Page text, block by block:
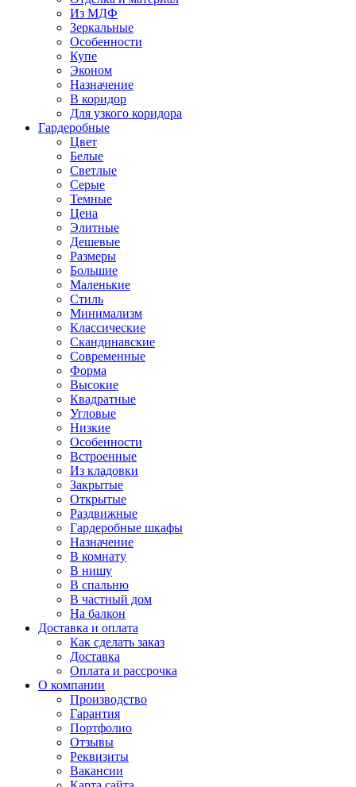
Из МДФ
Зеркальные
Особенности
Купе
Эконом
Назначение
В коридор
Для узкого коридора
Гардеробные
Цвет
Белые
Светлые
Серые
Темные
Цена
Элитные
Дешевые
Размеры
Большие
Маленькие
Стиль
Минимализм
Классические
Скандинавские
Современные
Форма
Высокие
Квадратные
Угловые
Низкие
Особенности
Встроенные
Из кладовки
Закрытые
Открытые
Раздвижные
Гардеробные шкафы
Назначение
В комнату
В нишу
В спальню
В частный дом
На балкон
Доставка и оплата
Как сделать заказ
Доставка
Оплата и рассрочка
О компании
Производство
Гарантия
Портфолио
Отзывы
Реквизиты
Вакансии